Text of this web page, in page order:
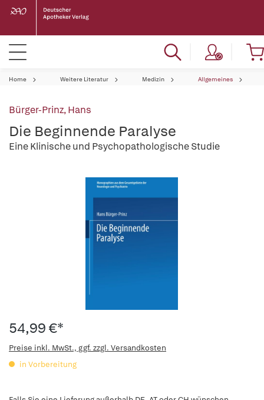
Home Weitere Literatur Medizin Allgemeines
Bürger-Prinz, Hans
Die Beginnende Paralyse
Eine Klinische und Psychopathologische Studie
54,99 €*
Preise inkl. MwSt., ggf. zzgl. Versandkosten
in Vorbereitung